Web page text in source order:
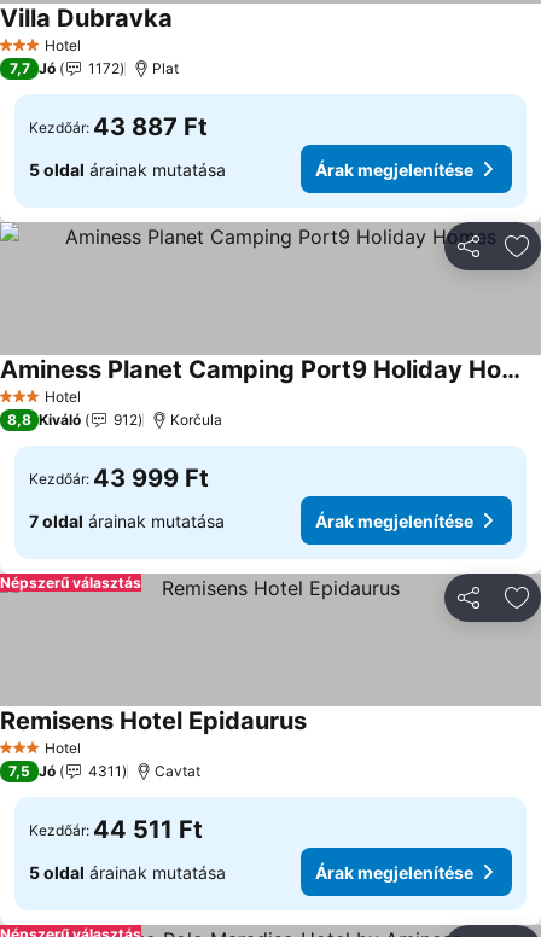
3 Kategória
Hotel
Villa Dubravka
7,7 Jó 1172 Plat
Kezdőár: 43 887 Ft
5 oldal árainak mutatása Árak megjelenítése
3 Kategória
Hotel
Aminess Planet Camping Port9 Holiday Homes
Árak megjelenítése
8,8 Kiváló 912 Korčula
Kezdőár: 43 999 Ft
7 oldal árainak mutatása Árak megjelenítése
Népszerű választás
3 Kategória
Hotel
Remisens Hotel EpidaurusÁrak megjelenítése
7,5 Jó 4311 Cavtat
Kezdőár: 44 511 Ft
5 oldal árainak mutatása Árak megjelenítése